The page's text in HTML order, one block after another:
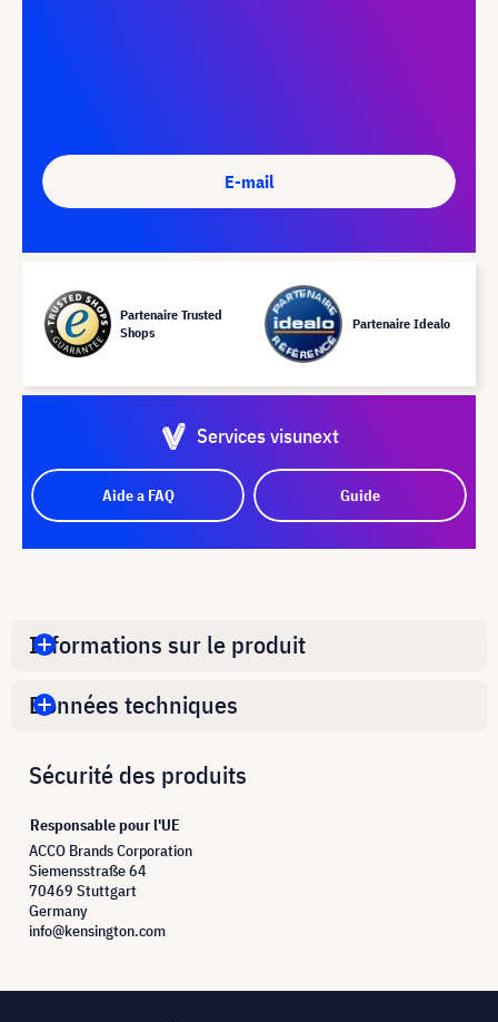
E-mail
Partenaire Trusted
Shops
Partenaire Idealo
Services visunext
Aide a FAQ Guide
Informations sur le produit
Données techniques
Sécurité des produits
Responsable pour l'UE
ACCO Brands Corporation
Siemensstraße 64
70469 Stuttgart
Germany
info@kensington.com